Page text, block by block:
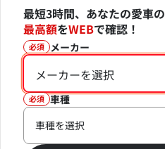
最短3時間、あなたの愛車の
最高額をWEBで確認！
必須 メーカー
メーカーを選択
必須 車種
車種を選択